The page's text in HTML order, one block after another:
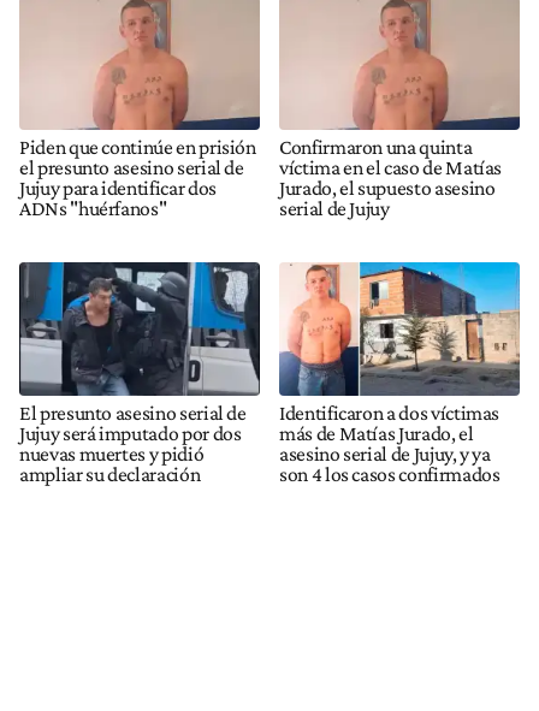
Piden que continúe en prisión
el presunto asesino serial de
Jujuy para identificar dos
ADNs "huérfanos"
Confirmaron una quinta
víctima en el caso de Matías
Jurado, el supuesto asesino
serial de Jujuy
El presunto asesino serial de
Jujuy será imputado por dos
nuevas muertes y pidió
ampliar su declaración
Identificaron a dos víctimas
más de Matías Jurado, el
asesino serial de Jujuy, y ya
son 4 los casos confirmados